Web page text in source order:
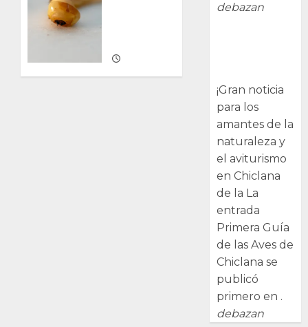
debazan
¡Gran noticia
para los
amantes de la
naturaleza y
el aviturismo
en Chiclana
de la La
entrada
Primera Guía
de las Aves de
Chiclana se
publicó
primero en .
debazan